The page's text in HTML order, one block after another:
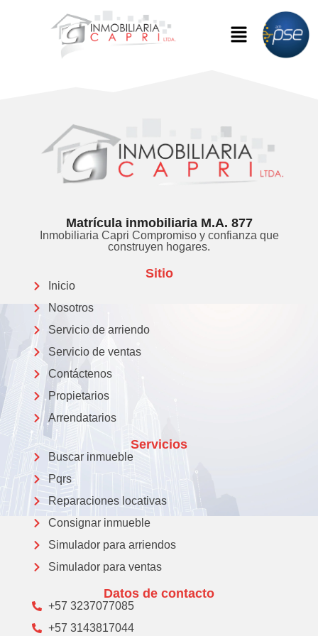
Matrícula inmobiliaria M.A. 877
Inmobiliaria Capri Compromiso y confianza que
construyen hogares.
Sitio
Inicio
Nosotros
Servicio de arriendo
Servicio de ventas
Contáctenos
Propietarios
Arrendatarios
Servicios
Buscar inmueble
Pqrs
Reparaciones locativas
Consignar inmueble
Simulador para arriendos
Simulador para ventas
Datos de contacto
+57 3237077085
+57 3143817044